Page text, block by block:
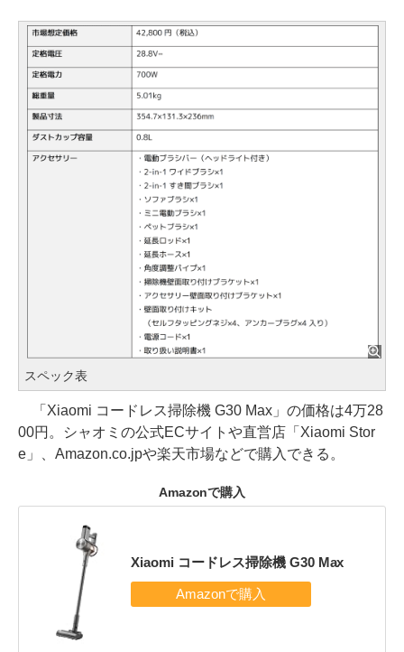
スペック表
「Xiaomi コードレス掃除機 G30 Max」の価格は4万28
00円。シャオミの公式ECサイトや直営店「Xiaomi Stor
e」、Amazon.co.jpや楽天市場などで購入できる。
Amazonで購入
Xiaomi コードレス掃除機 G30 Max